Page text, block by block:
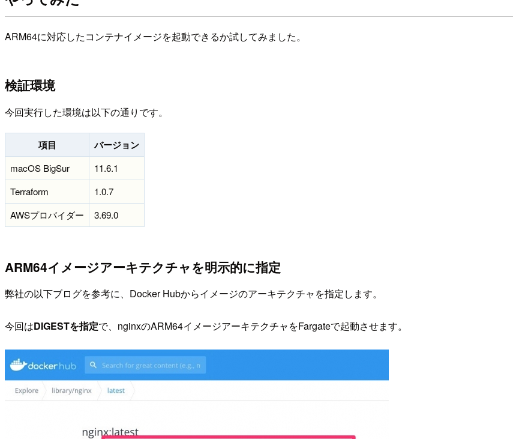
ARM64に対応したコンテナイメージを起動できるか試してみました。
検証環境
今回実行した環境は以下の通りです。
項目 バージョン
macOS BigSur
11.6.1
Terraform
1.0.7
AWSプロバイダー
3.69.0
ARM64イメージアーキテクチャを明示的に指定
弊社の以下ブログを参考に、Docker Hubからイメージのアーキテクチャを指定します。
今回はDIGESTを指定で、nginxのARM64イメージアーキテクチャをFargateで起動させます。